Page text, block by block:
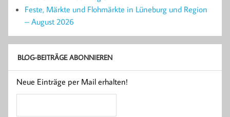
Feste, Märkte und Flohmärkte in Lüneburg und Region
– August 2026
BLOG-BEITRÄGE ABONNIEREN
Neue Einträge per Mail erhalten!